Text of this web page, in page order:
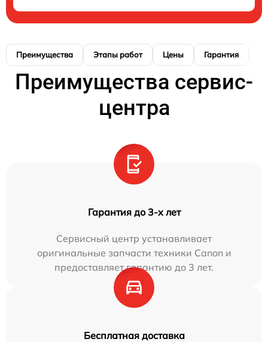
Преимущества Этапы работ Цены Гарантия
Преимущества сервис-
центра
Гарантия до 3-х лет
Сервисный центр устанавливает
оригинальные запчасти техники Canon и
предоставляет гарантию до 3 лет.
Бесплатная доставка